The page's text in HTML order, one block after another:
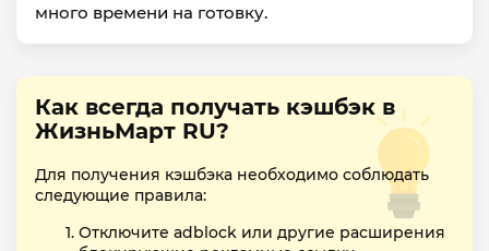
много времени на готовку.
Как всегда получать кэшбэк в
ЖизньМарт RU?
Для получения кэшбэка необходимо соблюдать
следующие правила:
Отключите adblock или другие расширения